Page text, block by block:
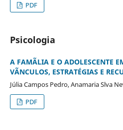
PDF
Psicologia
A FAMÃLIA E O ADOLESCENTE
VÃNCULOS, ESTRATÉGIAS E
Júlia Campos Pedro, Anamaria Slva
PDF